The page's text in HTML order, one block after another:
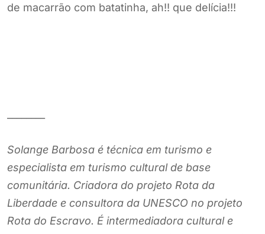
de macarrão com batatinha, ah!! que delícia!!!
Solange Barbosa é técnica em turismo e
especialista em turismo cultural de base
comunitária. Criadora do projeto Rota da
Liberdade e consultora da UNESCO no projeto
Rota do Escravo. É intermediadora cultural e